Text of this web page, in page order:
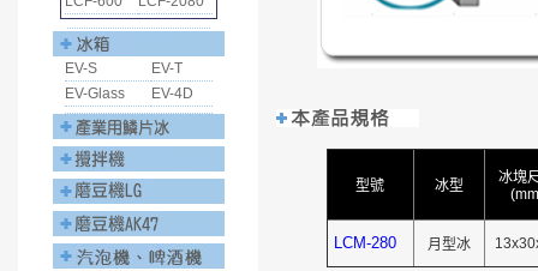
型號 冰型
冰塊
LCM-280 月型冰